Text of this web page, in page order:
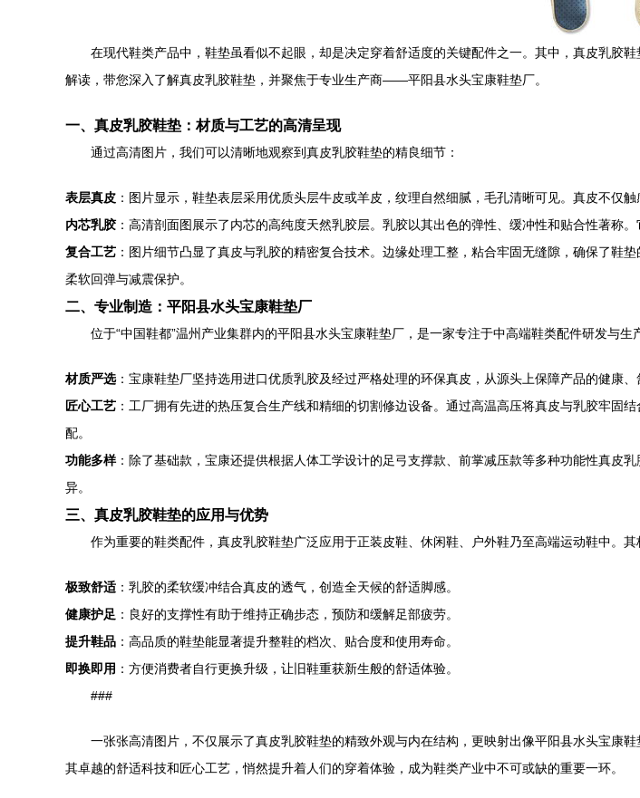
在现代鞋类产品中，鞋垫虽看似不起眼，却是决定穿着舒适度的关键配件之一。其中，真皮乳胶
解读，带您深入了解真皮乳胶鞋垫，并聚焦于专业生产商——平阳县水头宝康鞋垫厂。
一、真皮乳胶鞋垫：材质与工艺的高清呈现
通过高清图片，我们可以清晰地观察到真皮乳胶鞋垫的精良细节：
表层真皮 ：图片显示，鞋垫表层采用优质头层牛皮或羊皮，纹理自然细腻，毛孔清晰可见。真皮不仅
内芯乳胶：高清剖面图展示了内芯的高纯度天然乳胶层。乳胶以其出色的弹性、缓冲性和贴合性著称
复合工艺 ：图片细节凸显了真皮与乳胶的精密复合技术。边缘处理工整，粘合牢固无缝隙，确保了
柔软回弹与减震保护。
二、专业制造：平阳县水头宝康鞋垫厂
位于“中国鞋都”温州产业集群内的平阳县水头宝康鞋垫厂，是一家专注于中高端鞋类配件研发与生
材质严选：宝康鞋垫厂坚持选用进口优质乳胶及经过严格处理的环保真皮，从源头上保障产品的健康、
匠心工艺 ：工厂拥有先进的热压复合生产线和精细的切割修边设备。通过高温高压将真皮与乳胶牢
配。
功能多样：除了基础款，宝康还提供根据人体工学设计的足弓支撑款、前掌减压款等多种功能性真皮
异。
三、真皮乳胶鞋垫的应用与优势
作为重要的鞋类配件，真皮乳胶鞋垫广泛应用于正装皮鞋、休闲鞋、户外鞋乃至高端运动鞋中。其
极致舒适 ：乳胶的柔软缓冲结合真皮的透气，创造全天候的舒适脚感。
健康护足 ：良好的支撑性有助于维持正确步态，预防和缓解足部疲劳。
提升鞋品 ：高品质的鞋垫能显著提升整鞋的档次、贴合度和使用寿命。
即换即用 ：方便消费者自行更换升级，让旧鞋重获新生般的舒适体验。
###
一张张高清图片，不仅展示了真皮乳胶鞋垫的精致外观与内在结构，更映射出像平阳县水头宝康
其卓越的舒适科技和匠心工艺，悄然提升着人们的穿着体验，成为鞋类产业中不可或缺的重要一环。